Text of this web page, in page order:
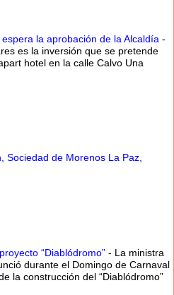
la aprobación de la Alcaldía -
es la inversión que se pretende
hotel en la calle Calvo Una
Sociedad de Morenos La Paz,
“Diablódromo” - La ministra
durante el Domingo de Carnaval
la construcción del “Diablódromo”